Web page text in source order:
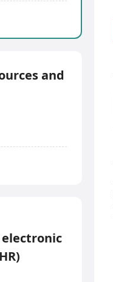
and
electronic